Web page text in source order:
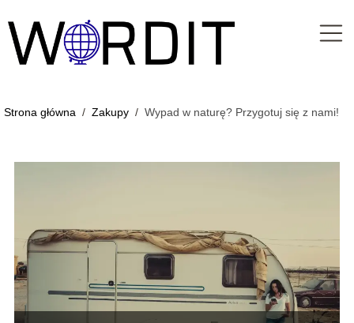
Strona główna / Zakupy / Wypad w naturę? Przygotuj się z nami!